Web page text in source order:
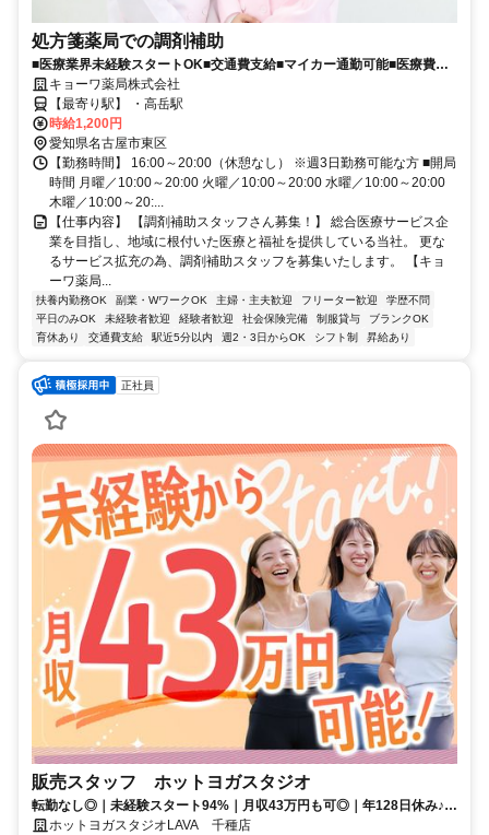
処方箋薬局での調剤補助
■医療業界未経験スタートOK■交通費支給■マイカー通勤可能■医療費助
成制度など福利厚生充実
キョーワ薬局株式会社
【最寄り駅】 ・高岳駅
時給1,200円
愛知県名古屋市東区
【勤務時間】 16:00～20:00（休憩なし） ※週3日勤務可能な方 ■開局
時間 月曜／10:00～20:00 火曜／10:00～20:00 水曜／10:00～20:00
木曜／10:00～20:...
【仕事内容】 【調剤補助スタッフさん募集！】 総合医療サービス企
業を目指し、地域に根付いた医療と福祉を提供している当社。 更な
るサービス拡充の為、調剤補助スタッフを募集いたします。 【キョ
ーワ薬局...
扶養内勤務OK 副業・WワークOK 主婦・主夫歓迎 フリーター歓迎
学歴不問
平日のみOK
未経験者歓迎 経験者歓迎 社会保険完備 制服貸与
ブランクOK
育休あり
交通費支給 駅近5分以内 週2・3日からOK シフト制 昇給あり
正社員
販売スタッフ ホットヨガスタジオ
転勤なし◎｜未経験スタート94%｜月収43万円も可◎｜年128日休み♪｜
残業は月平均2時間以下
ホットヨガスタジオLAVA 千種店